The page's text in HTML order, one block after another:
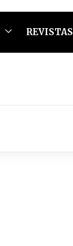
REVISTAS